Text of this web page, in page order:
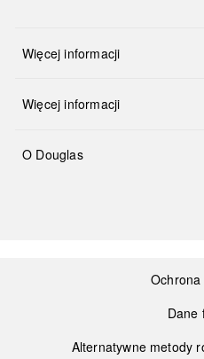
Więcej informacji
Więcej informacji
O Douglas
Dane
Alternatywne metody